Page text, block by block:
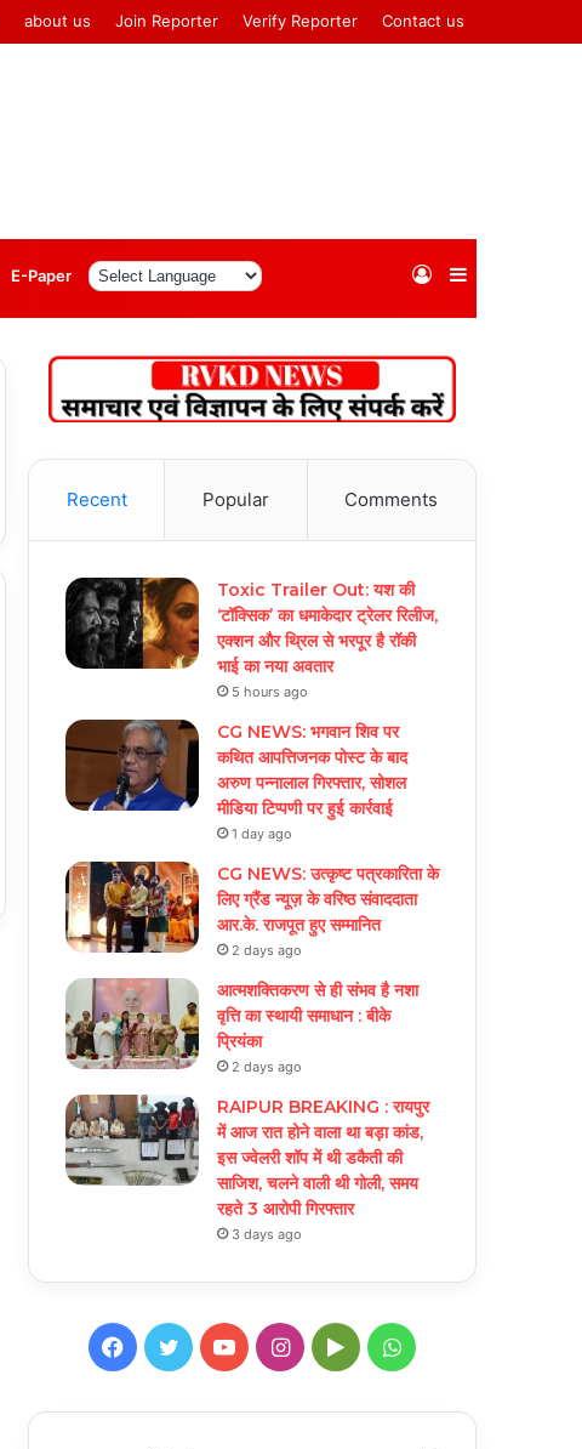
about us Join Reporter Verify Reporter Contact us
E-Paper Sidebar
Log
Recent Popular Comments
Toxic Trailer Out: यश की
‘टॉक्सिक’ का धमाकेदार ट्रेलर रिलीज,
एक्शन और थ्रिल से भरपूर है रॉकी
भाई का नया अवतार
5 hours ago
CG NEWS: भगवान शिव पर
कथित आपत्तिजनक पोस्ट के बाद
अरुण पन्नालाल गिरफ्तार, सोशल
मीडिया टिप्पणी पर हुई कार्रवाई
1 day ago
CG NEWS: उत्कृष्ट पत्रकारिता के
लिए ग्रैंड न्यूज़ के वरिष्ठ संवाददाता
आर.के. राजपूत हुए सम्मानित
2 days ago
आत्मशक्तिकरण से ही संभव है नशा
वृत्ति का स्थायी समाधान : बीके
प्रियंका
2 days ago
RAIPUR BREAKING : रायपुर
में आज रात होने वाला था बड़ा कांड,
इस ज्वेलरी शॉप में थी डकैती की
साजिश, चलने वाली थी गोली, समय
रहते 3 आरोपी गिरफ्तार
3 days ago
Facebook
TwitterYouTubeInstagram
GoogleWhatsApp